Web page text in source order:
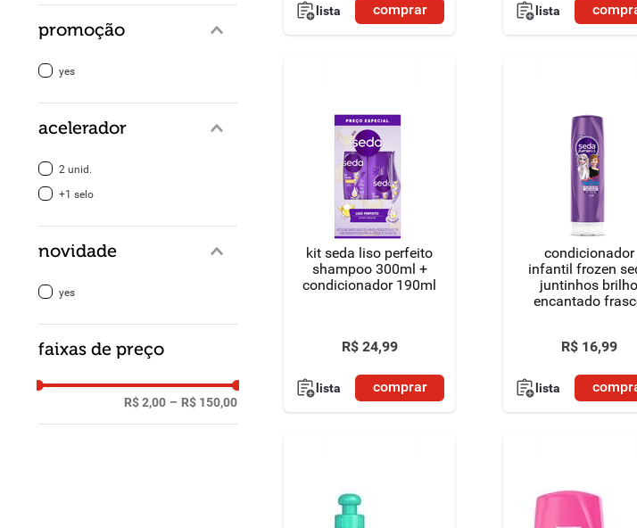
promoção
yes
acelerador
2 unid.
+1 selo
novidade
yes
faixas de preço
R$ 2,00 – R$ 150,00
lista comprar lista
kit seda liso perfeito
shampoo 300ml +
condicionador 190ml
R$ 24,99
lista comprar
condicionador
infantil frozen
juntinhos brilho
encantado
R$ 16,99
lista